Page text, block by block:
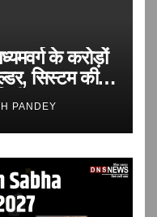
के करोड़ों
सिस्टम की
हत्या’!
PANDEY